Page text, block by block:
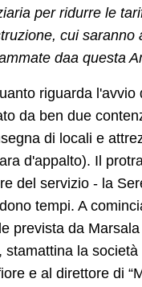
per ridurre le
cui saranno
daa questa
riguarda
da ben due
di locali e
d'appalto). Il
del servizio - la
tempi. A
prevista da
stamattina la
e al direttore di